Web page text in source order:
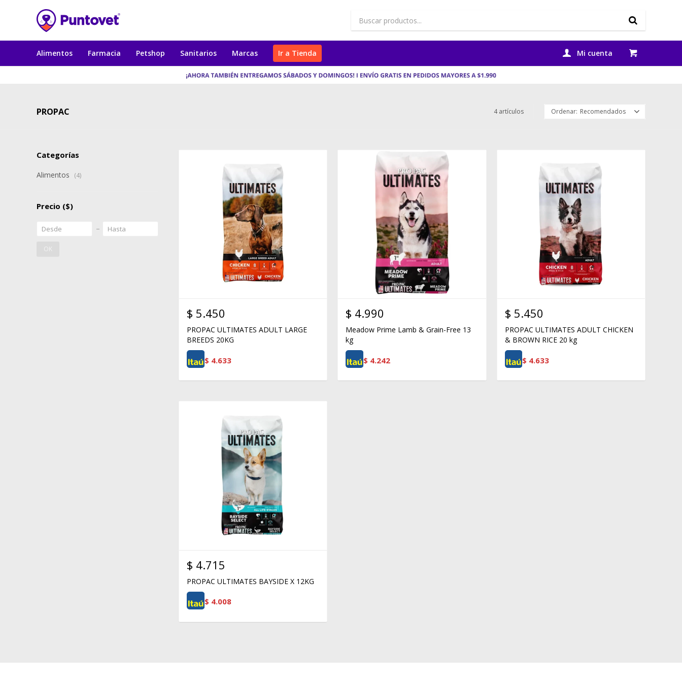
Alimentos Farmacia Petshop Sanitarios Marcas Ir a Tienda
PROPAC 4 artículos Recomendados
$ 5.450
PROPAC ULTIMATES ADULT LARGE
BREEDS 20KG
$ 4.633
$ 4.990
Meadow Prime Lamb & Grain-Free 13
kg
$ 4.242
$ 5.450
PROPAC ULTIMATES ADULT CHICKEN
& BROWN RICE 20 kg
$ 4.633
$ 4.715
PROPAC ULTIMATES BAYSIDE X 12KG
$ 4.008
Categorías
Alimentos (4)
Precio ($)
OK